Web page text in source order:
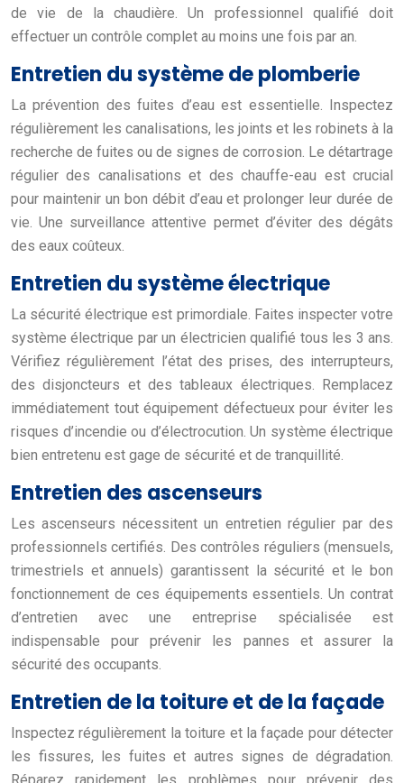
de vie de la chaudière. Un professionnel qualifié doit
effectuer un contrôle complet au moins une fois par an.
Entretien du système de plomberie
La prévention des fuites d’eau est essentielle. Inspectez
régulièrement les canalisations, les joints et les robinets à la
recherche de fuites ou de signes de corrosion. Le détartrage
régulier des canalisations et des chauffe-eau est crucial
pour maintenir un bon débit d’eau et prolonger leur durée de
vie. Une surveillance attentive permet d’éviter des dégâts
des eaux coûteux.
Entretien du système électrique
La sécurité électrique est primordiale. Faites inspecter votre
système électrique par un électricien qualifié tous les 3 ans.
Vérifiez régulièrement l’état des prises, des interrupteurs,
des disjoncteurs et des tableaux électriques. Remplacez
immédiatement tout équipement défectueux pour éviter les
risques d’incendie ou d’électrocution. Un système électrique
bien entretenu est gage de sécurité et de tranquillité.
Entretien des ascenseurs
Les ascenseurs nécessitent un entretien régulier par des
professionnels certifiés. Des contrôles réguliers (mensuels,
trimestriels et annuels) garantissent la sécurité et le bon
fonctionnement de ces équipements essentiels. Un contrat
d’entretien avec une entreprise spécialisée est
indispensable pour prévenir les pannes et assurer la
sécurité des occupants.
Entretien de la toiture et de la façade
Inspectez régulièrement la toiture et la façade pour détecter
les fissures, les fuites et autres signes de dégradation.